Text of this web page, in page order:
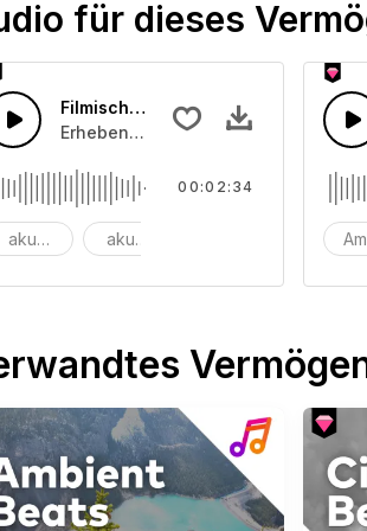
für dieses
Filmische Ambient-Geräuschkulisse
Erhebende Streichmusik, die
akustisch akustische Gitarre
00:02:34